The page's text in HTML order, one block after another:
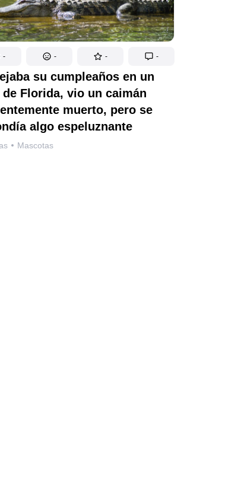
- - - -
su cumpleaños en un
de Florida, vio un caimán
muerto, pero se
algo espeluznante
Mascotas